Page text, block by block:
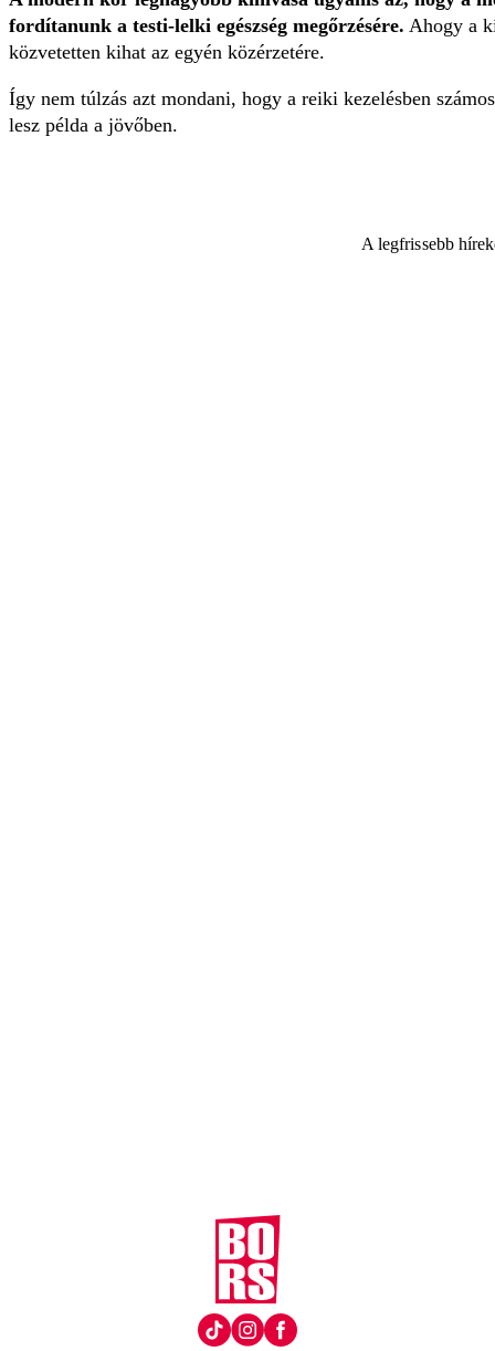
fordítanunk a testi-lelki egészség megőrzésére. Ahogy a
közvetetten kihat az egyén közérzetére.
Így nem túlzás azt mondani, hogy a reiki kezelésben
lesz példa a jövőben.
A legfrissebb